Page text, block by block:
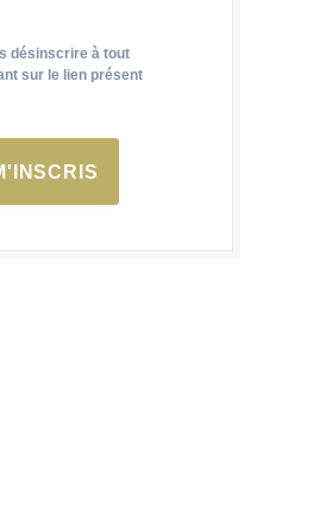
désinscrire à tout
sur le lien présent